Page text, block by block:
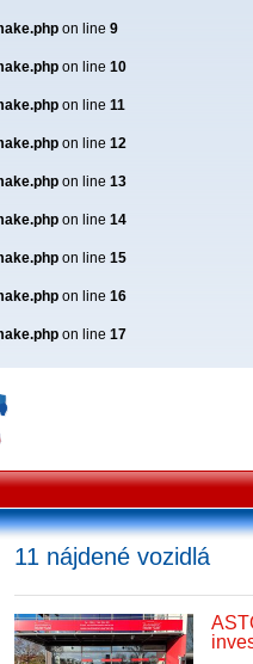
on line 9
on line 10
on line 11
on line 12
on line 13
on line 14
on line 15
on line 16
on line 17
11 nájdené vozidlá